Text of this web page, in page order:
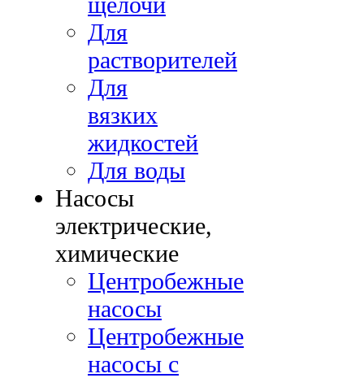
Для
растворителей
Для
вязких
жидкостей
Для воды
Насосы
электрические,
химические
Центробежные
насосы
Центробежные
насосы с